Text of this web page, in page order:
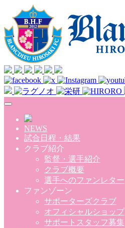
Skip to main content
NEWS
試合日程・結果
クラブ紹介
監督・選手紹介
クラブ概要
選手へのファンレター
ファンゾーン
サポーターズクラブ
オフィシャルショップ
サポートスタッフ募集